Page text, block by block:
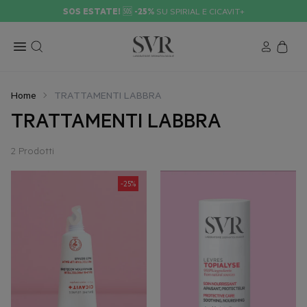
SOS ESTATE! 🆘 -25%SU SPIRIAL E CICAVIT+
Home TRATTAMENTI LABBRA
TRATTAMENTI LABBRA
2 Prodotti
-25%